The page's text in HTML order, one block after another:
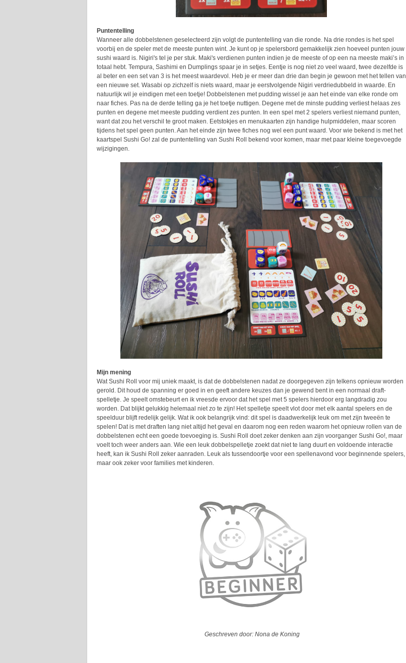
Puntentelling
Wanneer alle dobbelstenen geselecteerd zijn volgt de puntentelling van die ronde. Na drie rondes is het spel
voorbij en de speler met de meeste punten wint. Je kunt op je spelersbord gemakkelijk zien hoeveel punten jouw
sushi waard is. Nigiri's tel je per stuk. Maki's verdienen punten indien je de meeste of op een na meeste maki’s in
totaal hebt. Tempura, Sashimi en Dumplings spaar je in setjes. Eentje is nog niet zo veel waard, twee dezelfde is
al beter en een set van 3 is het meest waardevol. Heb je er meer dan drie dan begin je gewoon met het tellen van
een nieuwe set. Wasabi op zichzelf is niets waard, maar je eerstvolgende Nigiri verdriedubbeld in waarde. En
natuurlijk wil je eindigen met een toetje! Dobbelstenen met pudding wissel je aan het einde van elke ronde om
naar fiches. Pas na de derde telling ga je het toetje nuttigen. Degene met de minste pudding verliest helaas zes
punten en degene met meeste pudding verdient zes punten. In een spel met 2 spelers verliest niemand punten,
want dat zou het verschil te groot maken. Eetstokjes en menukaarten zijn handige hulpmiddelen, maar scoren
tijdens het spel geen punten. Aan het einde zijn twee fiches nog wel een punt waard. Voor wie bekend is met het
kaartspel Sushi Go! zal de puntentelling van Sushi Roll bekend voor komen, maar met paar kleine toegevoegde
wijzigingen.
Mijn mening
Wat Sushi Roll voor mij uniek maakt, is dat de dobbelstenen nadat ze doorgegeven zijn telkens opnieuw worden
gerold. Dit houd de spanning er goed in en geeft andere keuzes dan je gewend bent in een normaal draft-
spelletje. Je speelt omstebeurt en ik vreesde ervoor dat het spel met 5 spelers hierdoor erg langdradig zou
worden. Dat blijkt gelukkig helemaal niet zo te zijn! Het spelletje speelt vlot door met elk aantal spelers en de
speelduur blijft redelijk gelijk. Wat ik ook belangrijk vind: dit spel is daadwerkelijk leuk om met zijn tweeën te
spelen! Dat is met draften lang niet altijd het geval en daarom nog een reden waarom het opnieuw rollen van de
dobbelstenen echt een goede toevoeging is. Sushi Roll doet zeker denken aan zijn voorganger Sushi Go!, maar
voelt toch weer anders aan. Wie een leuk dobbelspelletje zoekt dat niet te lang duurt en voldoende interactie
heeft, kan ik Sushi Roll zeker aanraden. Leuk als tussendoortje voor een spellenavond voor beginnende spelers,
maar ook zeker voor families met kinderen.
Geschreven door: Nona de Koning